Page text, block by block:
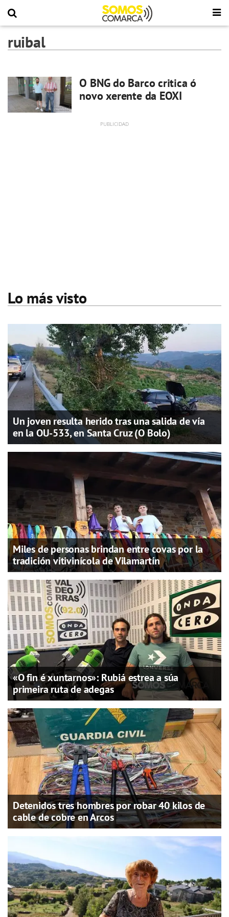
ruibal
O BNG do Barco critica ó
novo xerente da EOXI
Lo más visto
Un joven resulta herido tras una salida de vía
en la OU-533, en Santa Cruz (O Bolo)
Miles de personas brindan entre covas por la
tradición vitivinícola de Vilamartín
«O fin é xuntarnos»: Rubiá estrea a súa
primeira ruta de adegas
Detenidos tres hombres por robar 40 kilos de
cable de cobre en Arcos